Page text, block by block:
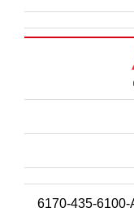
6170-435-